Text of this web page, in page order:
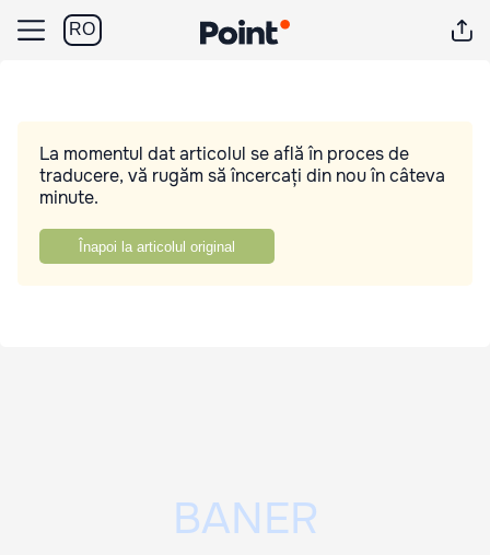
RO
La momentul dat articolul se află în proces de
traducere, vă rugăm să încercați din nou în câteva
minute.
Înapoi la articolul original